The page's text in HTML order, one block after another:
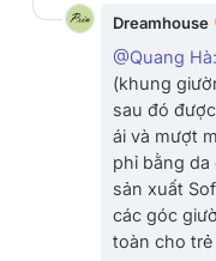
Dreamhouse
@Quang Hà:
(khung
sau đó
ái và mượt
phỉ bằng
sản xuất
các góc
toàn cho trẻ